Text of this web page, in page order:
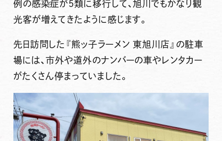
例の感染症が5類に移行して、旭川でもかなり観
光客が増えてきたように感じます。
先日訪問した 『熊ッ子ラーメン 東旭川店』 の駐車
場には、市外や道外のナンバーの車やレンタカー
がたくさん停まっていました。